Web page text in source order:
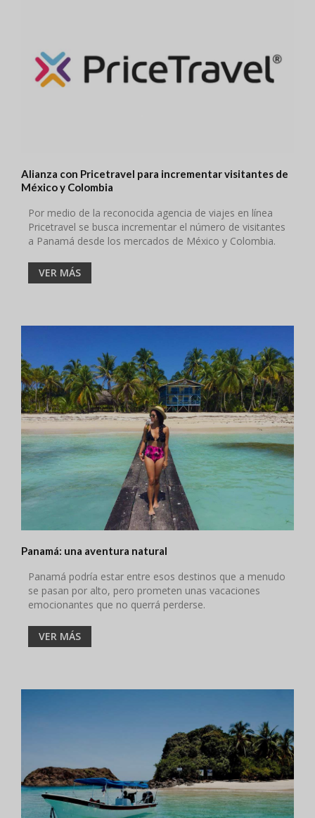
Alianza con Pricetravel para incrementar visitantes de
México y Colombia
Por medio de la reconocida agencia de viajes en línea
Pricetravel se busca incrementar el número de visitantes
a Panamá desde los mercados de México y Colombia.
VER MÁS
Panamá: una aventura natural
Panamá podría estar entre esos destinos que a menudo
se pasan por alto, pero prometen unas vacaciones
emocionantes que no querrá perderse.
VER MÁS